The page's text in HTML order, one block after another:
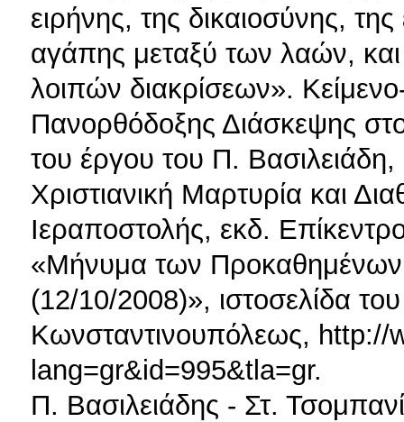
ειρήνης, της δικαιοσύνης,
αγάπης μεταξύ των λαών,
λοιπών διακρίσεων».
Πανορθόδοξης Διάσκεψης
του έργου του Π.
Χριστιανική Μαρτυρία και
Ιεραποστολής, εκδ.
«Μήνυμα των
(12/10/2008)», ιστοσελίδα
Κωνσταντινουπόλεως,
lang=gr&id=995&tla=gr.
Π. Βασιλειάδης - Στ.